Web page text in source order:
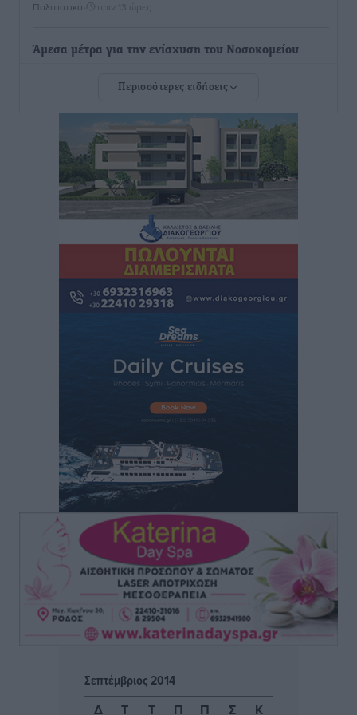
Πολιτιστικά πριν 13 ώρες
Άμεσα μέτρα για την ενίσχυση του Νοσοκομείου
ανακοίνωσε ο Άδωνις Γεωργιάδης
Iατρικός Σύλλογος Ροδου προς Α. Γεωργιάδη:
Στρατηγικές Προτάσεις για την Ενίσχυση της
Δημόσιας Υγείας στη Νησιωτική Ελλάδα και στα
Νοσοκομεία της Γ΄ Ζώνης
πριν 13 ώρες
Πάνθηρες: Ξεκίνησαν αισιόδοξοι για την παρθενική
“πτήση” τους
πριν 13 ώρες
Αθλητικά• πριν 13 ώρες
Κλεάνθης: Έτοιμες οι κάρτες διαρκείας της νέας
σεζόν
Αθλητικά πριν 14 ώρες
Ατρόμητος Διμυλιάς: Ο Μαργαρίτης και μία
αδιαπραγμάτευτη φιλοσοφία
Αθλητικά• πριν 14 ώρες
Παπαεμμανουήλ
πριν 15 ώρες
Περισσότερες ειδήσεις
Σεπτέμβριος 2014
Δ
Τ Τ Π Π Σ Κ